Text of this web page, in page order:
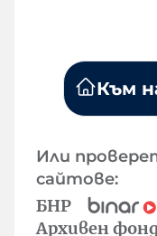
Към
Или
сайтове:
БНР
Архивен